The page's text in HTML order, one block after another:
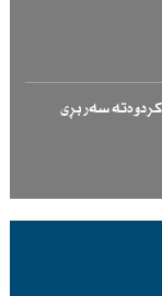
كردوەتە سەر بڕی